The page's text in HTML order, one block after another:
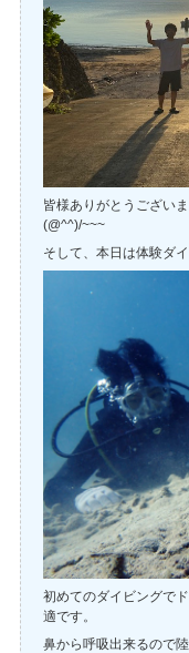
皆様ありがとうござい
(@^^)/~~~
そして、本日は体験ダ
初めてのダイビングで
適です。
鼻から呼吸出来るので